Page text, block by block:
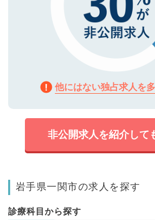
他にはない独占求人を
非公開求人を紹介して
岩手県一関市の求人を探す
診療科目から探す